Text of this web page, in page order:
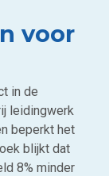
voor
in de
leidingwerk
beperkt het
blijkt dat
8% minder